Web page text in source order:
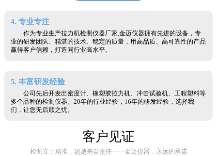
4. 专业专注
作为专业生产拉力机检测仪器厂家,金迈仪器拥有先进的设备，专
业的研发团队、精湛的技术、稳定的质量，用高品质、高可靠性的产品
赢得客户信赖，打造同行业高水平。
5. 丰富研发经验
公司先后开发出密度计、橡塑胶拉力机、冲击试验机、工程塑料等
多个品种的检测仪器。20年的行业经验，16年的研发经验，选择我
们，让您无后顾之忧。
客户见证
检测立于精准，超越来自责任——金迈仪器，永远的承诺